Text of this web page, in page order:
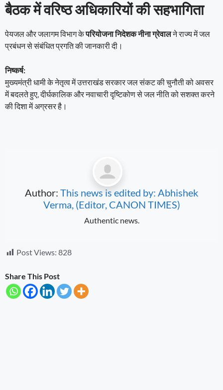
बैठक में वरिष्ठ अधिकारियों की सहभागिता
पेयजल और जलागम विभाग केपरियोजना निदेशक नीना ग्रेवालने राज्य में जल
प्रबंधन से संबंधित प्रगति की जानकारी दी।
निष्कर्ष:
मुख्यमंत्री धामी के नेतृत्व में उत्तराखंड सरकार जल संकट की चुनौती को अवसर
में बदलते हुए, दीर्घकालिक और नवाचारी दृष्टिकोण से जल नीति को सशक्त करने
की दिशा में अग्रसर है।
Author: This news is edited by: Abhishek
Verma, (Editor, CANON TIMES)
Authentic news.
Post Views: 828
Share This Post